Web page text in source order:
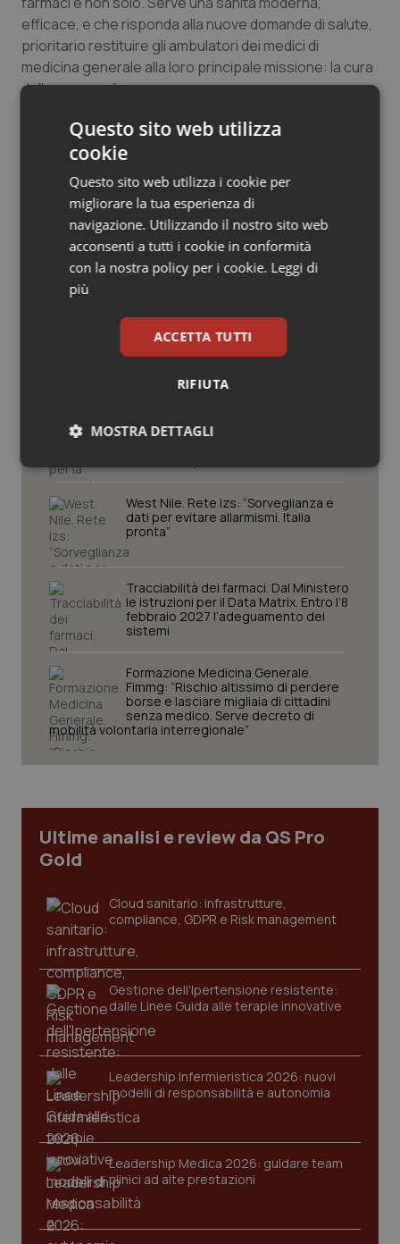
Salute orale & impianti
Sangue & coagulazione
Tumore al seno
Tumore ovarico
Tumori del Polmone & Testa Collo
Tumori gastrointestinali
Ulcera & Reflusso
efficace, e che risponda alla nuove domande di salute,
prioritario restituire gli ambulatori dei medici di
medicina generale alla loro principale missione: la cura
delle persone”.
09 Giugno 2020
Potrebbe interessarti in
Lavoro e Professioni
approvazione dell’adeguamento
West Nile. Rete Izs: “Sorveglianza e
dati per evitare allarmismi. Italia
pronta”
Tracciabilità dei farmaci. Dal Ministero
le istruzioni per il Data Matrix. Entro l’8
febbraio 2027 l’adeguamento dei
sistemi
Formazione Medicina Generale.
Fimmg: “Rischio altissimo di perdere
borse e lasciare migliaia di cittadini
senza medico. Serve decreto di
mobilità volontaria interregionale”
Ultime analisi e review da QS Pro
Gold
Cloud sanitario: infrastrutture,
compliance, GDPR e Risk management
Gestione dell'Ipertensione resistente:
dalle Linee Guida alle terapie innovative
Leadership Infermieristica 2026: nuovi
modelli di responsabilità e autonomia
Leadership Medica 2026: guidare team
clinici ad alte prestazioni
Questo sito web utilizza
cookie
Questo sito web utilizza i cookie per
migliorare la tua esperienza di
navigazione. Utilizzando il nostro sito web
acconsenti a tutti i cookie in conformità
con la nostra policy per i cookie. Leggi di
più
ACCETTA TUTTI
RIFIUTA
MOSTRA DETTAGLI
Necessari Statistici Marketing
Necessari Statistici Marketing
I cookie necessari contribuiscono a rendere fruibile il
sito web abilitandone funzionalità di base quali la
navigazione sulle pagine e l'accesso alle aree
protette del sito. Il sito web non è in grado di
funzionare correttamente senza questi cookie.
Nome
Fornitore/Dominio
VISITOR_PRIVACY_METADATA
YouTube
CookieScriptConsent